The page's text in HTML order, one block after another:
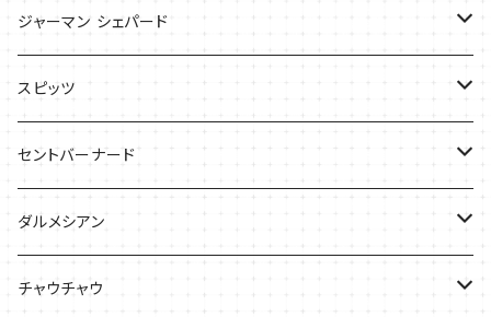
Tシャツ
バッグ
バッグ
ケース
Tシャツ
ジャーマン シェパード
Ｔシャツ
バッグ
スピッツ
ケース
セントバーナード
Tシャツ
バッグ
ダルメシアン
Tシャツ
チャウチャウ